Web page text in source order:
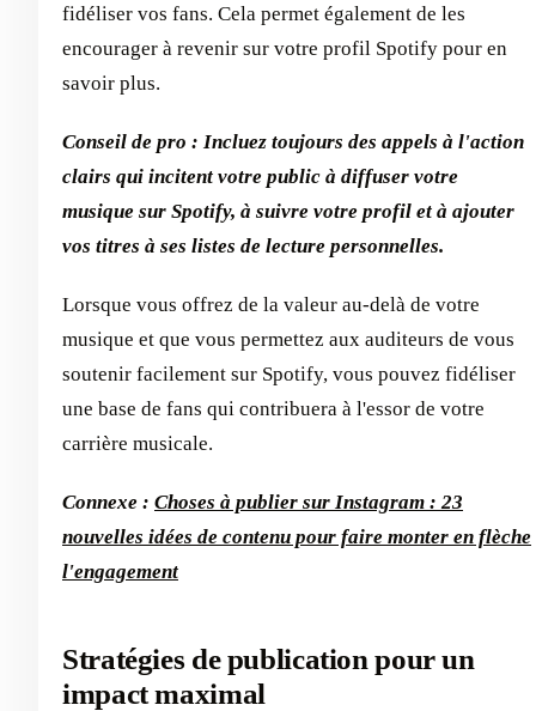
fidéliser vos fans. Cela permet également de les
encourager à revenir sur votre profil Spotify pour en
savoir plus.
Conseil de pro : Incluez toujours des appels à l'action
clairs qui incitent votre public à diffuser votre
musique sur Spotify, à suivre votre profil et à ajouter
vos titres à ses listes de lecture personnelles.
Lorsque vous offrez de la valeur au-delà de votre
musique et que vous permettez aux auditeurs de vous
soutenir facilement sur Spotify, vous pouvez fidéliser
une base de fans qui contribuera à l'essor de votre
carrière musicale.
Connexe : Choses à publier sur Instagram : 23
nouvelles idées de contenu pour faire monter en flèche
l'engagement
Stratégies de publication pour un
impact maximal